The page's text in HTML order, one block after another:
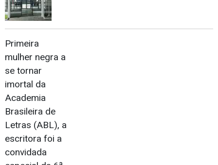
Primeira
mulher negra a
se tornar
imortal da
Academia
Brasileira de
Letras (ABL), a
escritora foi a
convidada